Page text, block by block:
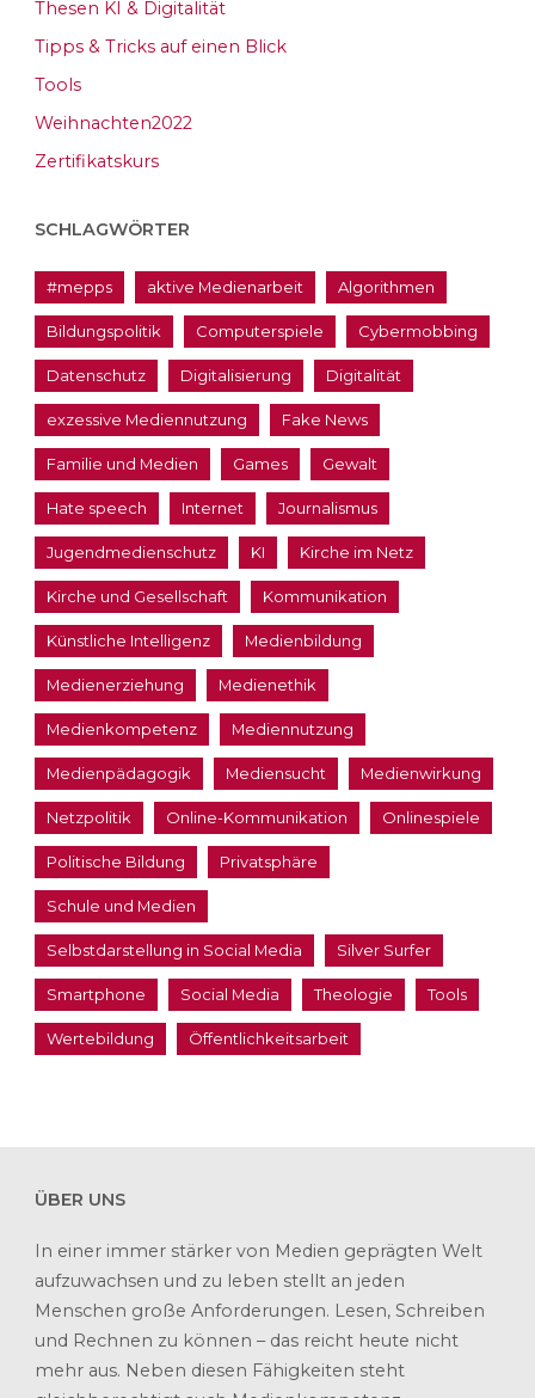
Thesen KI & Digitalität
Tipps & Tricks auf einen Blick
Tools
Weihnachten2022
Zertifikatskurs
SCHLAGWÖRTER
#mepps aktive Medienarbeit Algorithmen
Bildungspolitik Computerspiele Cybermobbing
Datenschutz Digitalisierung Digitalität
exzessive Mediennutzung Fake News
Familie und Medien Games Gewalt
Hate speech Internet Journalismus
Jugendmedienschutz KI Kirche im Netz
Kirche und Gesellschaft Kommunikation
Künstliche Intelligenz Medienbildung
Medienerziehung Medienethik
Medienkompetenz Mediennutzung
Medienpädagogik Mediensucht Medienwirkung
Netzpolitik Online-Kommunikation Onlinespiele
Politische Bildung Privatsphäre
Schule und Medien
Selbstdarstellung in Social Media Silver Surfer
Smartphone Social Media Theologie Tools
Wertebildung Öffentlichkeitsarbeit
ÜBER UNS
In einer immer stärker von Medien geprägten Welt
aufzuwachsen und zu leben stellt an jeden
Menschen große Anforderungen. Lesen, Schreiben
und Rechnen zu können – das reicht heute nicht
mehr aus. Neben diesen Fähigkeiten steht